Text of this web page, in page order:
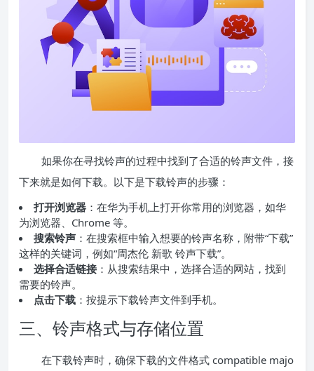
如果你在寻找铃声的过程中找到了合适的铃声文件，接
下来就是如何下载。以下是下载铃声的步骤：
打开浏览器 ：在华为手机上打开你常用的浏览器，如华
为浏览器、Chrome 等。
搜索铃声 ：在搜索框中输入想要的铃声名称，附带“下载”
这样的关键词，例如“周杰伦 新歌 铃声下载”。
选择合适链接 ：从搜索结果中，选择合适的网站，找到
需要的铃声。
点击下载 ：按提示下载铃声文件到手机。
三、铃声格式与存储位置
在下载铃声时，确保下载的文件格式 compatible majo